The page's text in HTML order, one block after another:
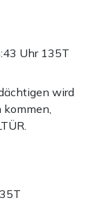
Uhr 135T
wird